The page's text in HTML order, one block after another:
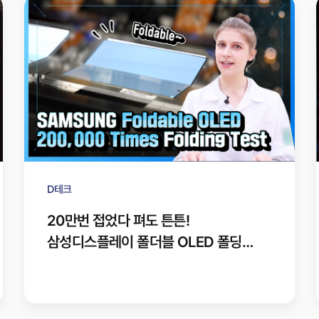
D테크
20만번 접었다 펴도 튼튼!
삼성디스플레이 폴더블 OLED 폴딩